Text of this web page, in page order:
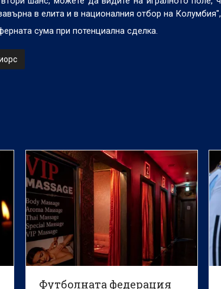
в елита и в националния отбор на
сума при потенциална сделка.
Футболната федерация